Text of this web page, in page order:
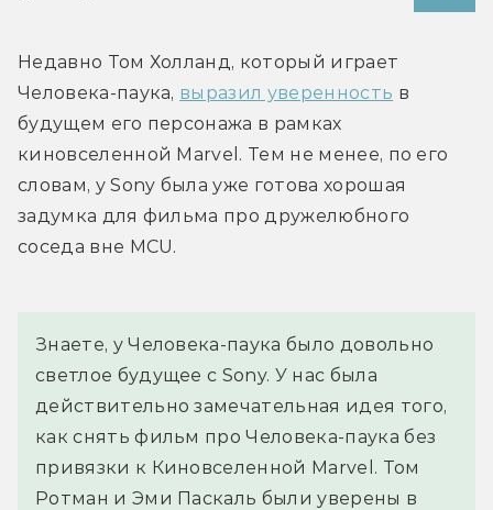
Недавно Том Холланд, который играет
Человека-паука, выразил уверенность в
будущем его персонажа в рамках
киновселенной Marvel. Тем не менее, по его
словам, у Sony была уже готова хорошая
задумка для фильма про дружелюбного
соседа вне MCU.
Знаете, у Человека-паука было довольно
светлое будущее с Sony. У нас была
действительно замечательная идея того,
как снять фильм про Человека-паука без
привязки к Киновселенной Marvel. Том
Ротман и Эми Паскаль были уверены в